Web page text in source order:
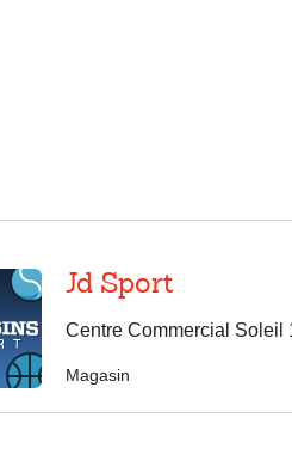
Jd Sport
Centre Commercial Soleil
Magasin